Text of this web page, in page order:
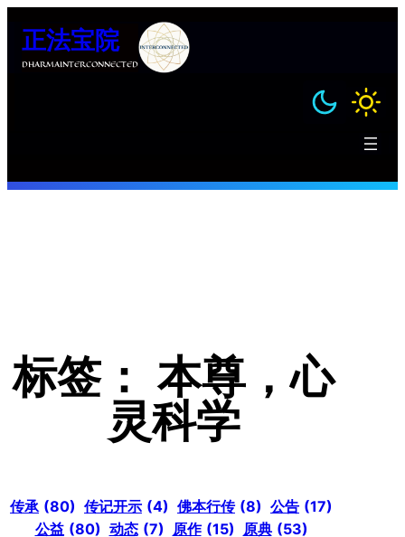
正法宝院
DHARMAINTERCONNECTED
标签：本尊，心
灵科学
传承 (80) 传记开示 (4) 佛本行传 (8) 公告 (17)
公益 (80) 动态 (7) 原作 (15) 原典 (53)